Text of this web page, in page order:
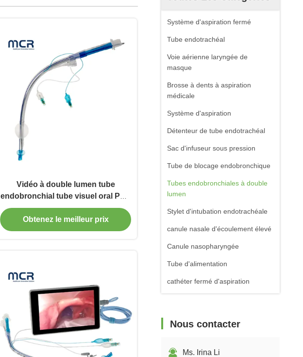
Système d'aspiration fermé
Tube endotrachéal
Voie aérienne laryngée de
masque
Brosse à dents à aspiration
médicale
Système d'aspiration
Détenteur de tube endotrachéal
Sac d'infuseur sous pression
Tube de blocage endobronchique
Tubes endobronchiales à double
lumen
Stylet d'intubation endotrachéale
canule nasale d'écoulement élevé
Canule nasopharyngée
Tube d'alimentation
cathéter fermé d'aspiration
Nous contacter
Ms. Irina Li
Vidéo à double lumen tube
endobronchial tube visuel oral PVC
clair
Obtenez le meilleur prix